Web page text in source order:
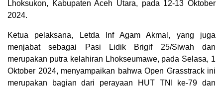
Lhoksukon, Kabupaten Aceh Utara, pada 12-13 Oktober
2024.
Ketua pelaksana, Letda Inf Agam Akmal, yang juga
menjabat sebagai Pasi Lidik Brigif 25/Siwah dan
merupakan putra kelahiran Lhokseumawe, pada Selasa, 1
Oktober 2024, menyampaikan bahwa Open Grasstrack ini
merupakan bagian dari perayaan HUT TNI ke-79 dan